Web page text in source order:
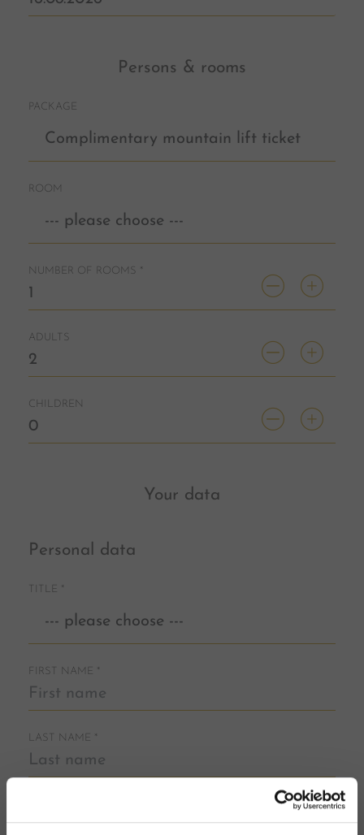
Persons & rooms
PACKAGE
ROOM
NUMBER OF ROOMS *
ADULTS
CHILDREN
Your data
Personal data
TITLE *
FIRST NAME *
LAST NAME *